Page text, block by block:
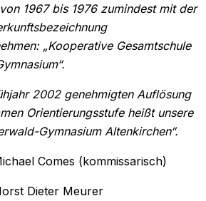
1967 bis 1976 zumindest mit der
„Kooperative Gesamtschule
2002 genehmigten Auflösung
Orientierungsstufe heißt unsere
Gymnasium Altenkirchen“.
Comes (kommissarisch)
Dieter Meurer